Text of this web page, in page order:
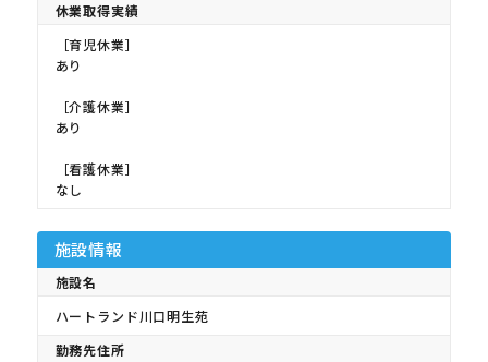
休業取得実績
［育児休業］
あり
［介護休業］
あり
［看護休業］
なし
施設情報
施設名
ハートランド川口明生苑
勤務先住所